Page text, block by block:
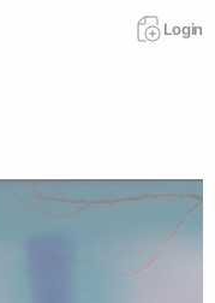
Login